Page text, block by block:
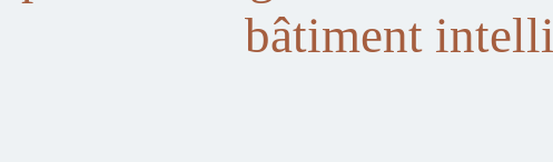
bâtiment